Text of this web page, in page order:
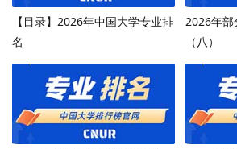
【目录】2026年中国大学专业排
名
2026年部
（八）